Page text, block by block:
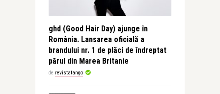
ghd (Good Hair Day) ajunge în
România. Lansarea oficială a
brandului nr. 1 de plăci de îndreptat
părul din Marea Britanie
de revistatango